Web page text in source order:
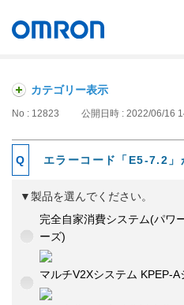
カテゴリー表示
No : 12823 公開日時 : 2022/06/16
エラーコード「E5-7.2」
▼製品を選んでください。
完全自家消費システム(パワ
ーズ)
マルチV2Xシステム KPEP-A